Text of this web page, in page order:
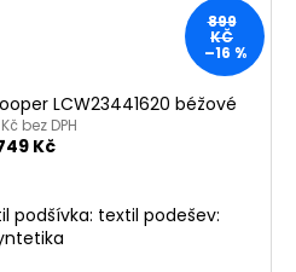
899
KČ
–16 %
LCW23441620 béžové
bez DPH
Kč
podšívka: textil podešev: